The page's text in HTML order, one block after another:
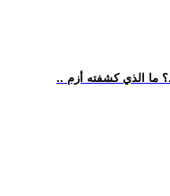
ما الذي كشفته أزم